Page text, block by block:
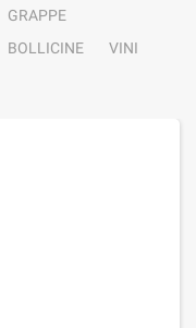
GRAPPE
BOLLICINE
VINI